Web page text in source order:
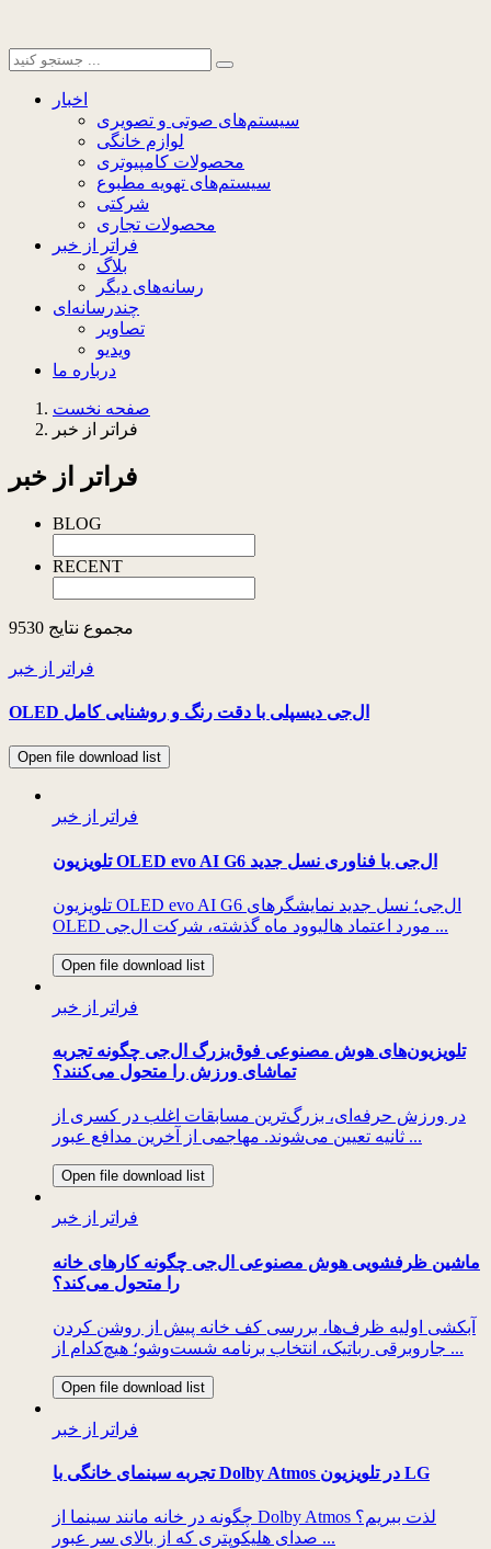
اخبار
سیستم‌های صوتی و تصویری
لوازم خانگی
محصولات کامپیوتری
سیستم‌های تهویه مطبوع
شرکتی
محصولات تجاری
فراتر از خبر
بلاگ
رسانه‌های دیگر
چندرسانه‌ای
تصاویر
ویدیو
درباره ما
صفحه نخست
فراتر از خبر
فراتر از خبر
BLOG
RECENT
مجموع نتایج 9530
فراتر از خبر
OLED ال‌جی دیسپلی با دقت رنگ و روشنایی کامل
Open file download list
فراتر از خبر
تلویزیون OLED evo AI G6 ال‌جی با فناوری نسل جدید
تلویزیون OLED evo AI G6 ال‌جی؛ نسل جدید نمایشگرهای
OLED مورد اعتماد هالیوود ماه گذشته، شرکت ال‌جی ...
Open file download list
فراتر از خبر
تلویزیون‌های هوش مصنوعی فوق‌بزرگ ال‌جی چگونه تجربه
تماشای ورزش را متحول می‌کنند؟
در ورزش حرفه‌ای، بزرگ‌ترین مسابقات اغلب در کسری از
ثانیه تعیین می‌شوند. مهاجمی از آخرین مدافع عبور ...
Open file download list
فراتر از خبر
ماشین ظرفشویی هوش مصنوعی ال‌جی چگونه کارهای خانه
را متحول می‌کند؟
آبکشی اولیه ظرف‌ها، بررسی کف خانه پیش از روشن کردن
جاروبرقی رباتیک، انتخاب برنامه شست‌وشو؛ هیچ‌کدام از ...
Open file download list
فراتر از خبر
تجربه سینمای خانگی با Dolby Atmos در تلویزیون LG
چگونه در خانه مانند سینما از Dolby Atmos لذت ببریم؟
صدای هلیکوپتری که از بالای سر عبور ...